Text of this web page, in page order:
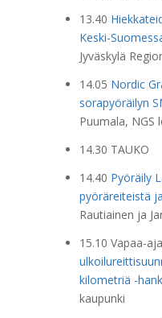
13.40
Keski-
Jyväskylä
14.05 Nordic
sorapyöräilyn
Puumala,
14.30 TAUKO
14.40 Pyöräily
pyöräreiteistä
Rautiainen ja
15.10 Vapaa-
kilometriä -
kaupunki